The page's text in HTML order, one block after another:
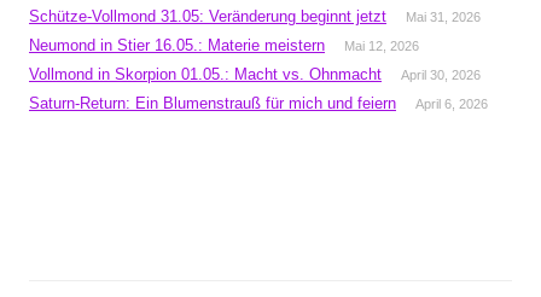
Schütze-Vollmond 31.05: Veränderung beginnt jetzt Mai 31, 2026
Neumond in Stier 16.05.: Materie meistern Mai 12, 2026
Vollmond in Skorpion 01.05.: Macht vs. Ohnmacht April 30, 2026
Saturn-Return: Ein Blumenstrauß für mich und feiern April 6, 2026